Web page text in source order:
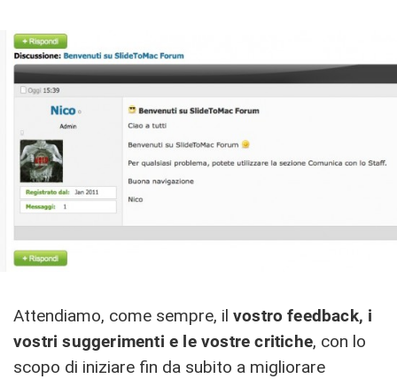
Attendiamo, come sempre, il vostro feedback, i
vostri suggerimenti e le vostre critiche, con lo
scopo di iniziare fin da subito a migliorare